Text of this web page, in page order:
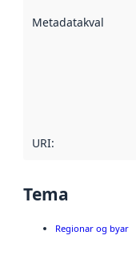
Metadatakvalitet
URI:
Tema
Regionar og byar